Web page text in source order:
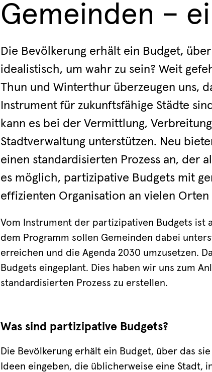
Gemeinden –
Die Bevölkerung erhält ein Budget,
idealistisch, um wahr zu sein? Weit
Thun und Winterthur überzeugen uns,
Instrument für zukunftsfähige Städte
kann es bei der Vermittlung,
Stadtverwaltung unterstützen. Neu
einen standardisierten Prozess an, der
es möglich, partizipative Budgets mit
effizienten Organisation an vielen
Vom Instrument der partizipativen Budgets ist
dem Programm sollen Gemeinden dabei
erreichen und die Agenda 2030 umzusetzen.
Budgets eingeplant. Dies haben wir uns zum
standardisierten Prozess zu erstellen.
Was sind partizipative Budgets?
Die Bevölkerung erhält ein Budget, über das
Ideen eingeben, die üblicherweise eine Stadt,